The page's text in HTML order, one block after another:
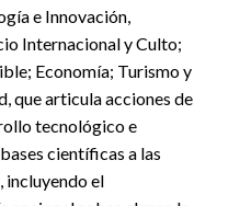
e Innovación,
Internacional y Culto;
Economía; Turismo y
que articula acciones de
tecnológico e
científicas a las
incluyendo el